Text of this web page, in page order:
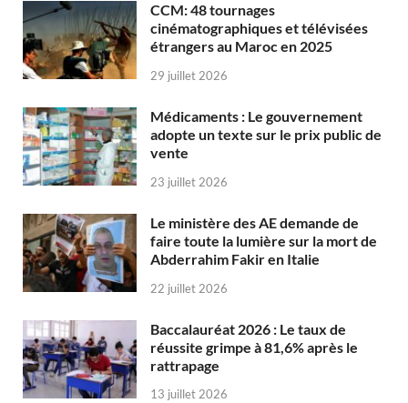
CCM: 48 tournages
cinématographiques et télévisées
étrangers au Maroc en 2025
29 juillet 2026
Médicaments : Le gouvernement
adopte un texte sur le prix public de
vente
23 juillet 2026
Le ministère des AE demande de
faire toute la lumière sur la mort de
Abderrahim Fakir en Italie
22 juillet 2026
Baccalauréat 2026 : Le taux de
réussite grimpe à 81,6% après le
rattrapage
13 juillet 2026